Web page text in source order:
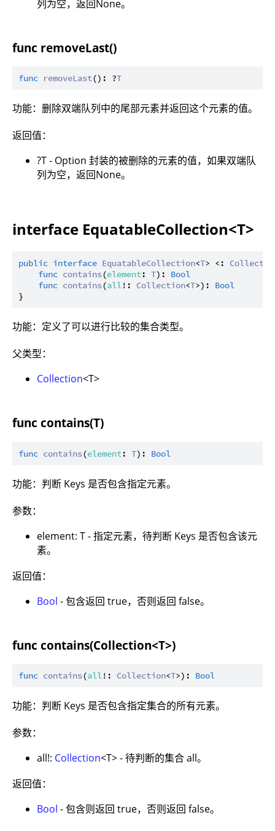
列为空，返回None。
func removeLast()
func removeLast(): ?T
功能：删除双端队列中的尾部元素并返回这个元素的值。
返回值：
?T - Option 封装的被删除的元素的值，如果双端队
列为空，返回None。
interface EquatableCollection<T>
public interface EquatableCollection<T> <:
func contains(element: T): Bool
func contains(all!: Collection<T>): Bool
功能：定义了可以进行比较的集合类型。
父类型：
Collection<T>
func contains(T)
func contains(element: T): Bool
功能：判断 Keys 是否包含指定元素。
参数：
element: T - 指定元素，待判断 Keys 是否包含该元
素。
返回值：
Bool - 包含返回 true，否则返回 false。
func contains(Collection<T>)
func contains(all!: Collection<T>): Bool
功能：判断 Keys 是否包含指定集合的所有元素。
参数：
all!: Collection<T> - 待判断的集合 all。
返回值：
Bool - 包含则返回 true，否则返回 false。